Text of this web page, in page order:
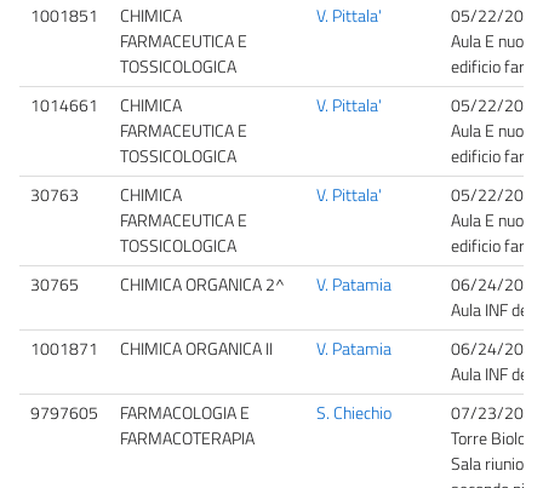
1001851
CHIMICA
FARMACEUTICA E
TOSSICOLOGICA
V. Pittala'
05/22/
Aula E nuovo
edificio
1014661
CHIMICA
FARMACEUTICA E
TOSSICOLOGICA
V. Pittala'
05/22/
Aula E nuovo
edificio
30763
CHIMICA
FARMACEUTICA E
TOSSICOLOGICA
V. Pittala'
05/22/
Aula E nuovo
edificio
30765
CHIMICA ORGANICA 2^ V. Patamia
06/24/
Aula INF del
1001871
CHIMICA ORGANICA II V. Patamia
06/24/
Aula INF del
9797605
FARMACOLOGIA E
FARMACOTERAPIA
S. Chiechio
07/23/
Torre
Sala riunioni